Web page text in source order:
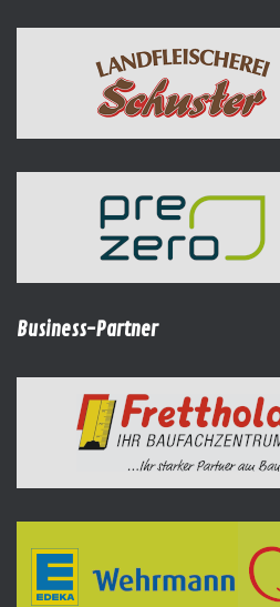
Business-Partner